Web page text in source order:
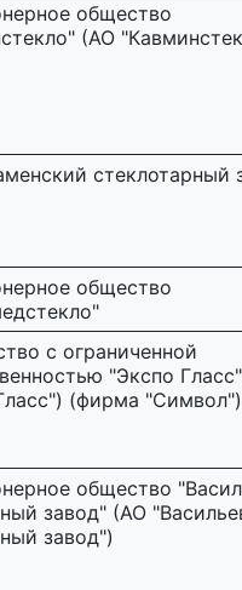
общество
(АО
стеклотарный
общество
с ограниченной
"Экспо
(фирма "Символ")
общество
завод" (АО
завод")